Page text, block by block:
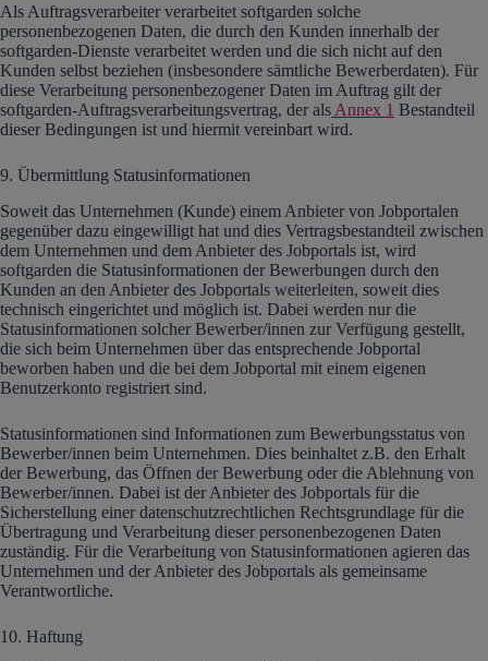
Als Auftragsverarbeiter verarbeitet softgarden solche
personenbezogenen Daten, die durch den Kunden innerhalb der
softgarden-Dienste verarbeitet werden und die sich nicht auf den
Kunden selbst beziehen (insbesondere sämtliche Bewerberdaten). Für
diese Verarbeitung personenbezogener Daten im Auftrag gilt der
softgarden-Auftragsverarbeitungsvertrag, der als Annex 1 Bestandteil
dieser Bedingungen ist und hiermit vereinbart wird.
9. Übermittlung Statusinformationen
Soweit das Unternehmen (Kunde) einem Anbieter von Jobportalen
gegenüber dazu eingewilligt hat und dies Vertragsbestandteil zwischen
dem Unternehmen und dem Anbieter des Jobportals ist, wird
softgarden die Statusinformationen der Bewerbungen durch den
Kunden an den Anbieter des Jobportals weiterleiten, soweit dies
technisch eingerichtet und möglich ist. Dabei werden nur die
Statusinformationen solcher Bewerber/innen zur Verfügung gestellt,
die sich beim Unternehmen über das entsprechende Jobportal
beworben haben und die bei dem Jobportal mit einem eigenen
Benutzerkonto registriert sind.
Statusinformationen sind Informationen zum Bewerbungsstatus von
Bewerber/innen beim Unternehmen. Dies beinhaltet z.B. den Erhalt
der Bewerbung, das Öffnen der Bewerbung oder die Ablehnung von
Bewerber/innen. Dabei ist der Anbieter des Jobportals für die
Sicherstellung einer datenschutzrechtlichen Rechtsgrundlage für die
Übertragung und Verarbeitung dieser personenbezogenen Daten
zuständig. Für die Verarbeitung von Statusinformationen agieren das
Unternehmen und der Anbieter des Jobportals als gemeinsame
Verantwortliche.
10. Haftung